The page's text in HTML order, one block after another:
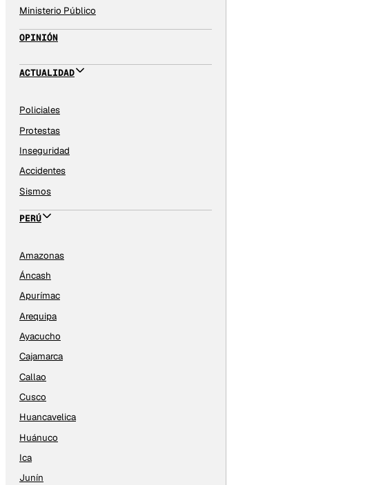
Ministerio Público
OPINIÓN
ACTUALIDAD
Policiales
Protestas
Inseguridad
Accidentes
Sismos
PERÚ
Amazonas
Áncash
Apurímac
Arequipa
Ayacucho
Cajamarca
Callao
Cusco
Huancavelica
Huánuco
Ica
Junín